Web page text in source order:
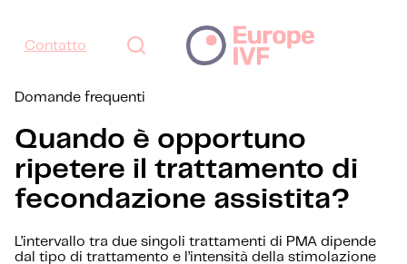
Contatto
Domande frequenti
Quando è opportuno
ripetere il trattamento di
fecondazione assistita?
L’intervallo tra due singoli trattamenti di PMA dipende
dal tipo di trattamento e l’intensità della stimolazione